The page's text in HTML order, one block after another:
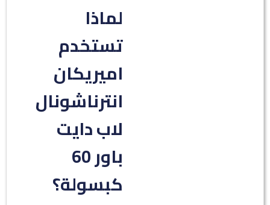
لماذا
تستخدم
اميريكان
انترناشونال
لاب دايت
باور 60
كبسولة؟